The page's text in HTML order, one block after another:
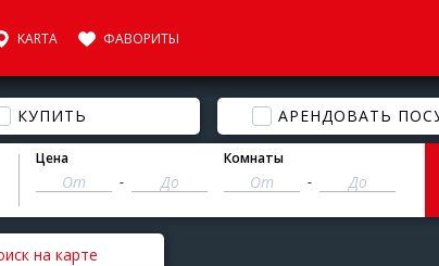
KARTA ФАВОРИТЫ
КУПИТЬ АРЕНДОВАТЬ
Цена
-
Комнаты
-
на карте